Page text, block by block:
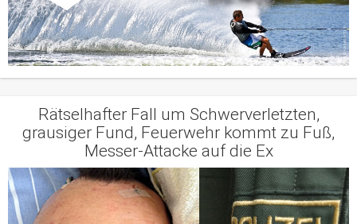
Rätselhafter Fall um Schwerverletzten,
grausiger Fund, Feuerwehr kommt zu Fuß,
Messer-Attacke auf die Ex